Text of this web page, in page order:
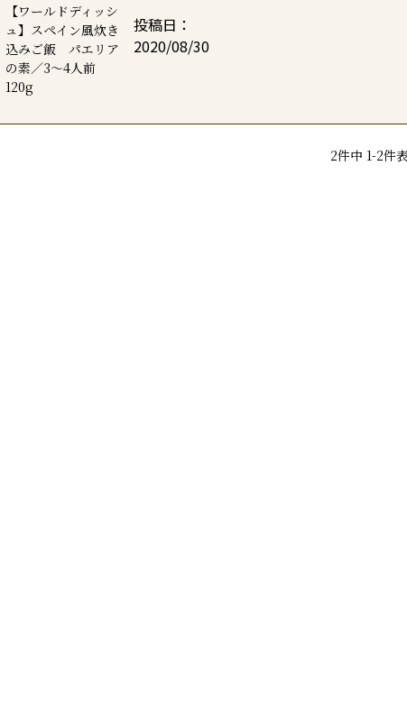
【ワールドディッシ
ュ】スペイン風炊き
込みご飯 パエリア
の素／3～4人前
120g
投稿日
2020/08/30
2件中 1-2件